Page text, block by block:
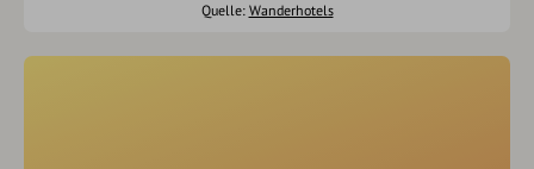
Quelle: Wanderhotels